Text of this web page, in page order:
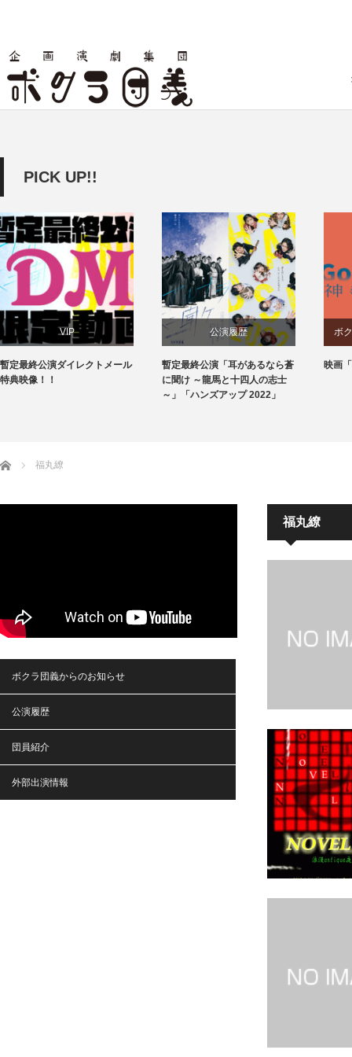
PICK UP!!
VIP
暫定最終公演ダイレクトメール
特典映像！！
公演履歴
暫定最終公演「耳があるなら蒼
に聞け ～龍馬と十四人の志士
～」「ハンズアップ 2022」
ボ
映画
ホーム 福丸繚
福丸繚
ボクラ団義からのお知らせ
公演履歴
団員紹介
外部出演情報